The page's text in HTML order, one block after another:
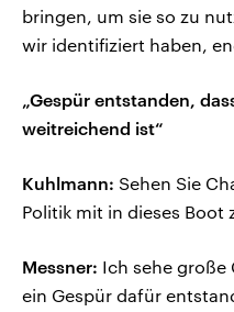
bringen, um sie so zu
wir identifiziert haben,
„Gespür entstanden,
weitreichend ist“
Kuhlmann: Sehen Sie
Politik mit in dieses Boot
Messner: Ich sehe
ein Gespür dafür